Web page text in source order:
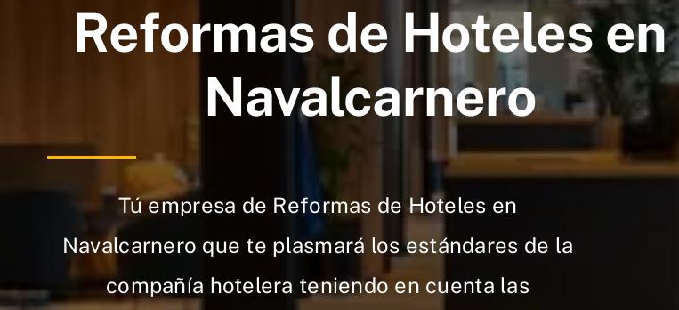
Reformas de Hoteles en
Navalcarnero
Tú empresa de Reformas de Hoteles en
Navalcarnero que te plasmará los estándares de la
compañía hotelera teniendo en cuenta las